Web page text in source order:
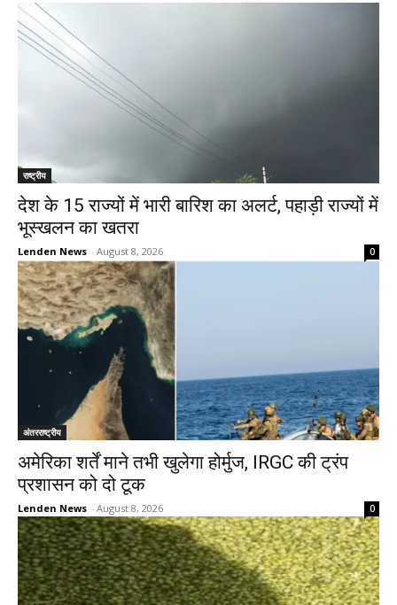
राष्ट्रीय
देश के 15 राज्यों में भारी बारिश का अलर्ट, पहाड़ी राज्यों में
भूस्खलन का खतरा
Lenden News - August 8, 2026 0
अंतरराष्ट्रीय
अमेरिका शर्तें माने तभी खुलेगा होर्मुज, IRGC की ट्रंप
प्रशासन को दो टूक
Lenden News - August 8, 2026 0